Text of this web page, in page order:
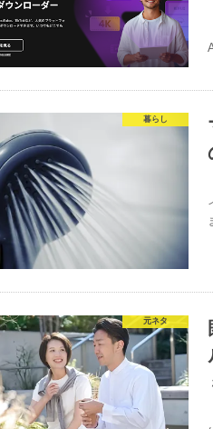
暮らし
元ネタ